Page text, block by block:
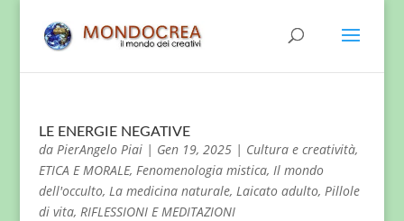
LE ENERGIE NEGATIVE
da PierAngelo Piai| Gen 19, 2025| Cultura e creatività,
ETICA E MORALE, Fenomenologia mistica, Il mondo
dell'occulto, La medicina naturale, Laicato adulto, Pillole
di vita, RIFLESSIONI E MEDITAZIONI